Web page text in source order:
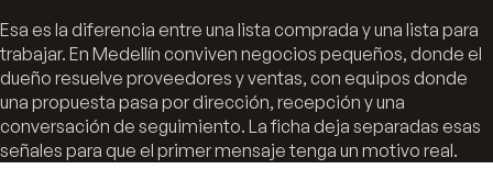
Esa es la diferencia entre una lista comprada y una lista para
trabajar. En Medellín conviven negocios pequeños, donde el
dueño resuelve proveedores y ventas, con equipos donde
una propuesta pasa por dirección, recepción y una
conversación de seguimiento. La ficha deja separadas esas
señales para que el primer mensaje tenga un motivo real.